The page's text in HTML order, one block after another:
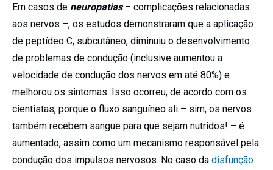
Em casos de neuropatias– complicações relacionadas
aos nervos –, os estudos demonstraram que a aplicação
de peptídeo C, subcutâneo, diminuiu o desenvolvimento
de problemas de condução (inclusive aumentou a
velocidade de condução dos nervos em até 80%) e
melhorou os sintomas. Isso ocorreu, de acordo com os
cientistas, porque o fluxo sanguíneo ali – sim, os nervos
também recebem sangue para que sejam nutridos! – é
aumentado, assim como um mecanismo responsável pela
condução dos impulsos nervosos. No caso da disfunção